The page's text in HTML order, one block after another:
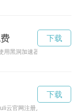
用黑洞加速器下载ins，让你
下载
云官网注册入口吧！在这
下载